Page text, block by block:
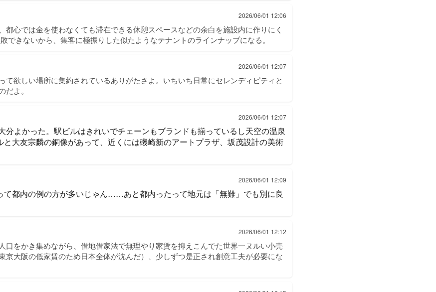
2026/06/01 12:06
都心では金を使わなくても滞在できる休憩スペースなどの余白を施設内に作りにく
できないから、集客に極振りした似たようなテナントのラインナップになる。
2026/06/01 12:07
て欲しい場所に集約されているありがたさよ。いちいち日常にセレンディピティと
よ。
2026/06/01 12:07
分よかった。駅ビルはきれいでチェーンもブランドも揃っているし天空の温泉
と大友宗麟の銅像があって、近くには磯崎新のアートプラザ、坂茂設計の美術
2026/06/01 12:09
て都内の例の方が多いじゃん……あと都内ったって地元は「無難」でも別に良
2026/06/01 12:12
口をかき集めながら、借地借家法で無理やり家賃を抑えこんでた世界一ヌルい小売
京大阪の低家賃のため日本全体が沈んだ）、少しずつ是正され創意工夫が必要にな